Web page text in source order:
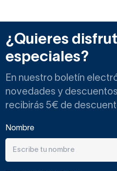
¿Quieres
especiales?
En nuestro boletín
novedades y
recibirás 5€ de
Nombre